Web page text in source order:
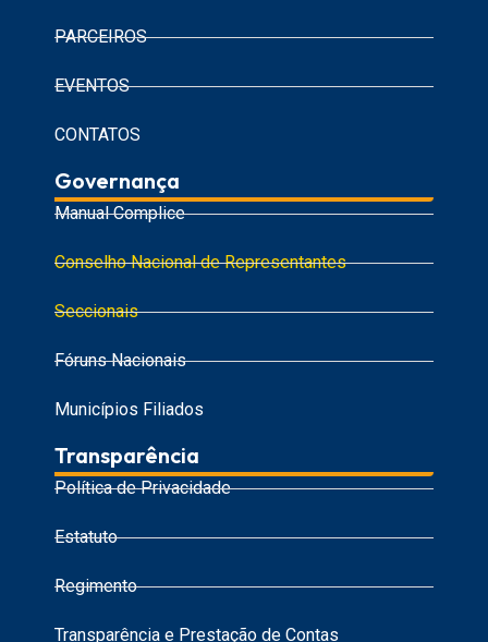
PARCEIROS
EVENTOS
CONTATOS
Governança
Manual Complice
Conselho Nacional de Representantes
Seccionais
Fóruns Nacionais
Municípios Filiados
Transparência
Política de Privacidade
Estatuto
Regimento
Transparência e Prestação de Contas